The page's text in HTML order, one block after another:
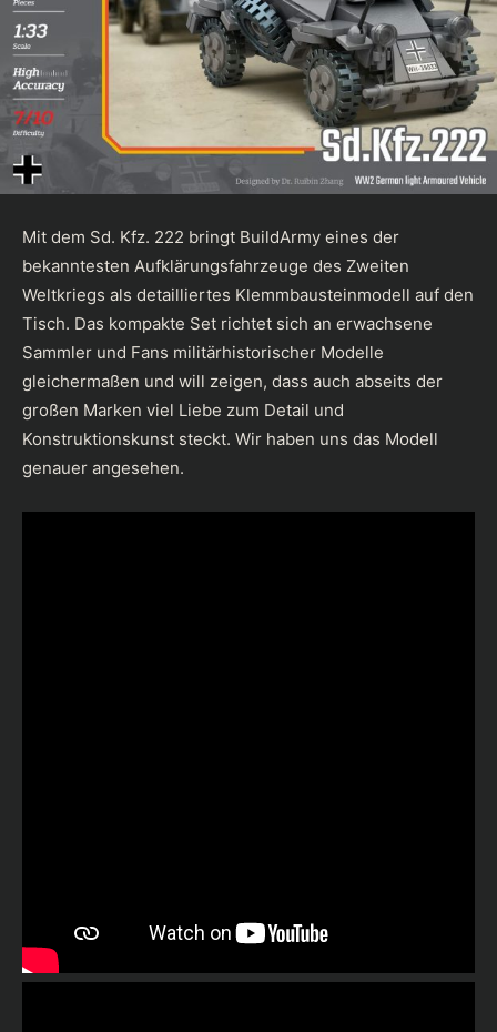
Mit dem Sd. Kfz. 222 bringt BuildArmy eines der
bekanntesten Aufklärungsfahrzeuge des Zweiten
Weltkriegs als detailliertes Klemmbausteinmodell auf den
Tisch. Das kompakte Set richtet sich an erwachsene
Sammler und Fans militärhistorischer Modelle
gleichermaßen und will zeigen, dass auch abseits der
großen Marken viel Liebe zum Detail und
Konstruktionskunst steckt. Wir haben uns das Modell
genauer angesehen.